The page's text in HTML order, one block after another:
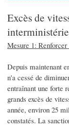
Excès de
Mesure 1: Renforcer
Depuis maintenant
n'a cessé de
entraînant une forte
grands excès de
année, environ 25
constatés. La